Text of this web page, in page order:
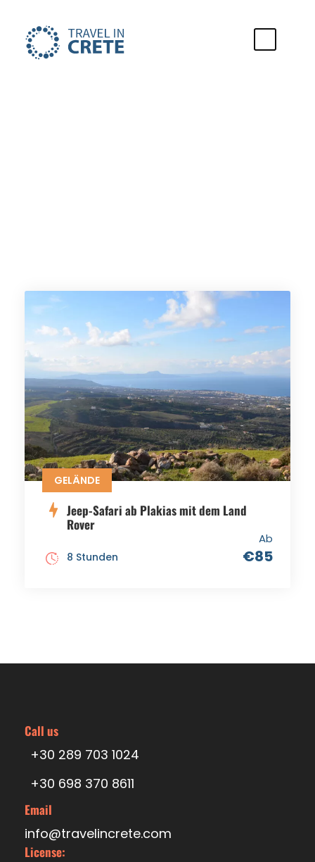
GELÄNDE
Jeep-Safari ab Plakias mit dem Land
Rover
Ab
€85
8 Stunden
Call us
+30 289 703 1024
+30 698 370 8611
Email
info@travelincrete.com
License: